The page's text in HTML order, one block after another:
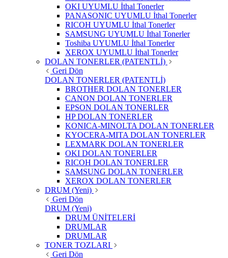
OKI UYUMLU İthal Tonerler
PANASONIC UYUMLU İthal Tonerler
RICOH UYUMLU İthal Tonerler
SAMSUNG UYUMLU İthal Tonerler
Toshiba UYUMLU İthal Tonerler
XEROX UYUMLU İthal Tonerler
DOLAN TONERLER (PATENTLİ)
Geri Dön
DOLAN TONERLER (PATENTLİ)
BROTHER DOLAN TONERLER
CANON DOLAN TONERLER
EPSON DOLAN TONERLER
HP DOLAN TONERLER
KONICA-MINOLTA DOLAN TONERLER
KYOCERA-MITA DOLAN TONERLER
LEXMARK DOLAN TONERLER
OKI DOLAN TONERLER
RICOH DOLAN TONERLER
SAMSUNG DOLAN TONERLER
XEROX DOLAN TONERLER
DRUM (Yeni)
Geri Dön
DRUM (Yeni)
DRUM ÜNİTELERİ
DRUMLAR
DRUMLAR
TONER TOZLARI
Geri Dön